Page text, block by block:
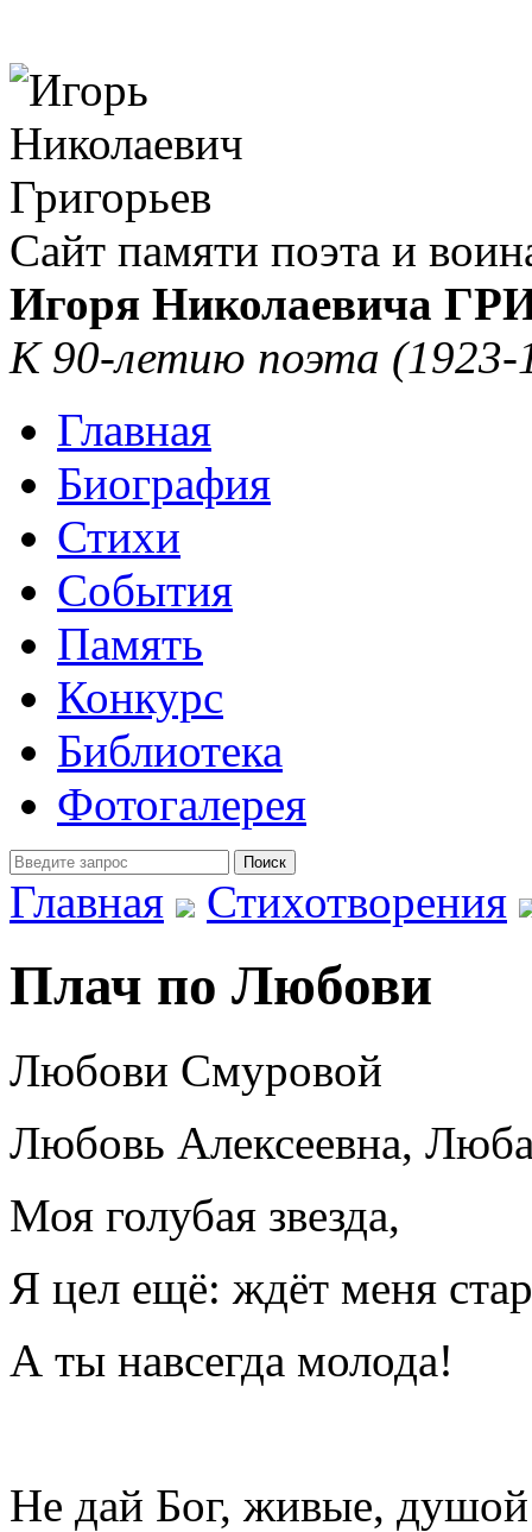
Сайт памяти поэта и
Игоря Николаевича
К 90-летию поэта (1923-
Главная
Биография
Стихи
События
Память
Конкурс
Библиотека
Фотогалерея
Главная
Стихотворения
Плач по Любови
Любови Смуровой
Любовь Алексеевна,
Моя голубая звезда,
Я цел ещё: ждёт меня
А ты навсегда молода!
Не дай Бог, живые,